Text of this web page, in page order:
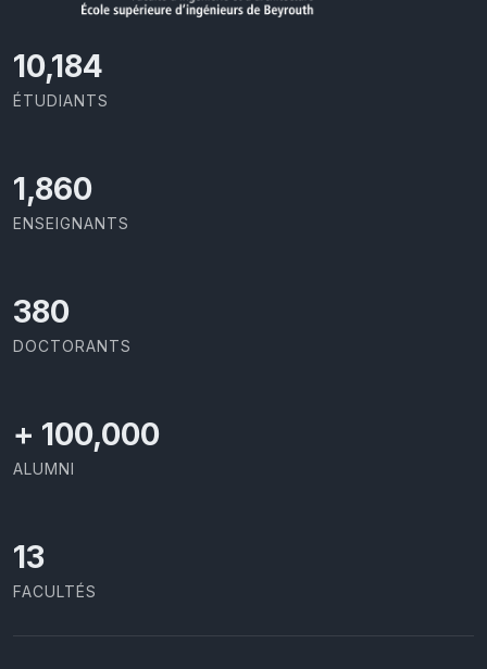
10,801
ÉTUDIANTS
1,973
ENSEIGNANTS
403
DOCTORANTS
+ 100,000
ALUMNI
13
FACULTÉS